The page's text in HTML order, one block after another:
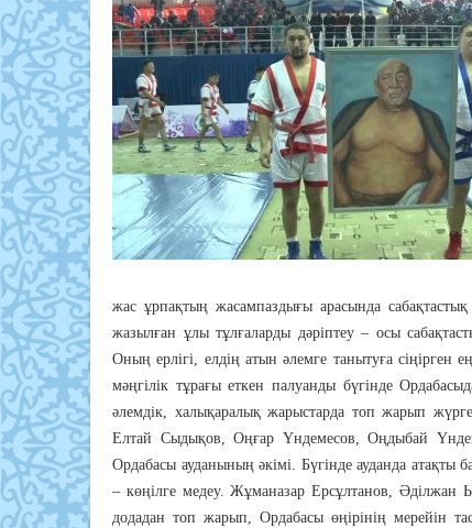
жас ұрпақтың жасампаздығы арасында
жазылған ұлы тұлғаларды дәріптеу – осы
Оның ерлігі, елдің атын әлемге танытуға сіңірген
мәңгілік тұрағы еткен палуанды бүгінде
әлемдік, халықаралық жарыстарда топ жарып
Елтай Сыдықов, Оңғар Үндемесов, Оңдыбай
Ордабасы ауданының әкімі. Бүгінде ауданда атақты
– көңілге медеу. Жұманазар Ерсұлтанов, Әділжан
додадан топ жарып, Ордабасы өңірінің мерейін